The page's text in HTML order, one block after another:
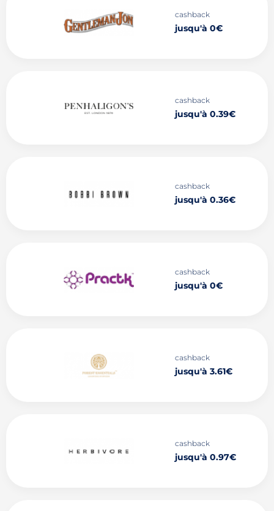
cashback
jusqu'à 0€
cashback
jusqu'à 0.39€
cashback
jusqu'à 0.36€
cashback
jusqu'à 0€
cashback
jusqu'à 3.61€
cashback
jusqu'à 0.97€